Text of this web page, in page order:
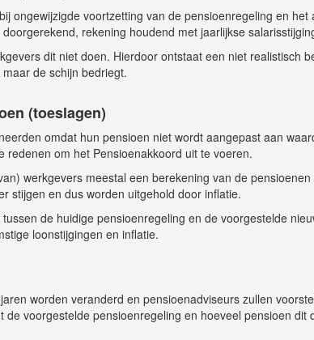
ongewijzigde voortzetting van de pensioenregeling en het
rekening houdend met jaarlijkse
dit niet doen. Hierdoor ontstaat een niet realistisch
de schijn bedriegt.
(toeslagen)
omdat hun pensioen niet wordt aangepast aan
om het Pensioenakkoord uit te voeren.
werkgevers meestal een berekening van de
stijgen en dus worden uitgehold door inflatie.
de huidige pensioenregeling en de voorgestelde
loonstijgingen en inflatie.
worden veranderd en pensioenadviseurs zullen
voorgestelde pensioenregeling en hoeveel pensioen dit